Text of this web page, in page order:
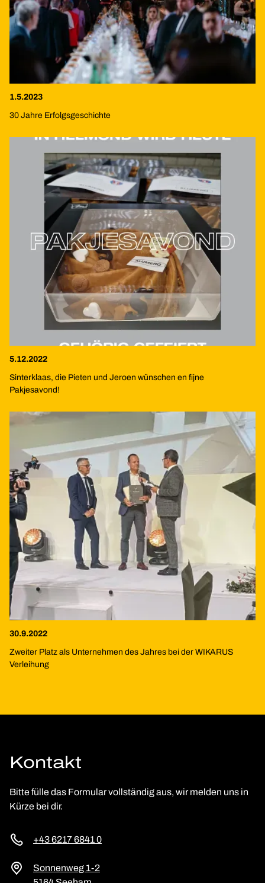
1.5.2023
30 Jahre Erfolgsgeschichte
5.12.2022
Sinterklaas, die Pieten und Jeroen wünschen en fijne
Pakjesavond!
30.9.2022
Zweiter Platz als Unternehmen des Jahres bei der WIKARUS
Verleihung
Kontakt
Bitte fülle das Formular vollständig aus, wir melden uns in
Kürze bei dir.
+43 6217 6841 0
Sonnenweg 1-2